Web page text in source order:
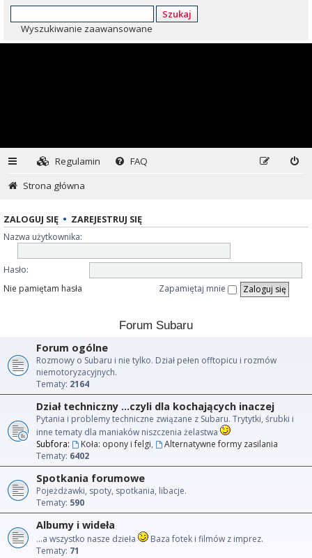
Szukaj
Wyszukiwanie zaawansowane
Regulamin
FAQ
Strona główna
ZALOGUJ SIĘ • ZAREJESTRUJ SIĘ
Nazwa użytkownika:
Hasło:
Nie pamiętam hasła
Zapamiętaj mnie
Forum Subaru
Forum ogólne
Rozmowy o Subaru i nie tylko. Dział pełen offtopicu i rozmów
niemotoryzacyjnych.
Tematy: 2164
Dział techniczny ...czyli dla kochających inaczej
Pytania i problemy techniczne związane z Subaru. Trytytki, śrubki i
inne tematy dla maniaków niszczenia żelastwa
Subfora:
Koła: opony i felgi,
Alternatywne formy zasilania
Tematy: 6402
Spotkania forumowe
Pojeżdżawki, spoty, spotkania, libacje.
Tematy: 590
Albumy i wideła
...a wszystko nasze dzieła
Baza fotek i filmów z imprez.
Tematy: 71